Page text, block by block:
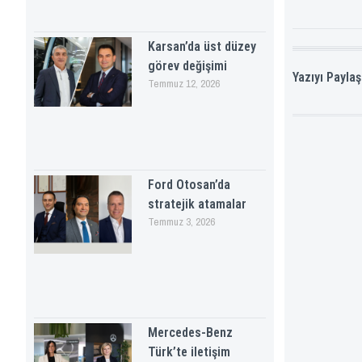
Karsan’da üst düzey
görev değişimi
Temmuz 12, 2026
Ford Otosan’da
stratejik atamalar
Temmuz 3, 2026
Mercedes-Benz
Türk’te iletişim
Yazıyı